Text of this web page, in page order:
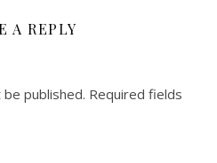
A REPLY
published. Required fields